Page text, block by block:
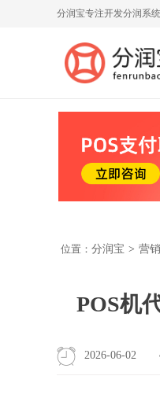
分润宝专注开发分润系
位置： 分润宝 > 营
POS机
2026-06-02